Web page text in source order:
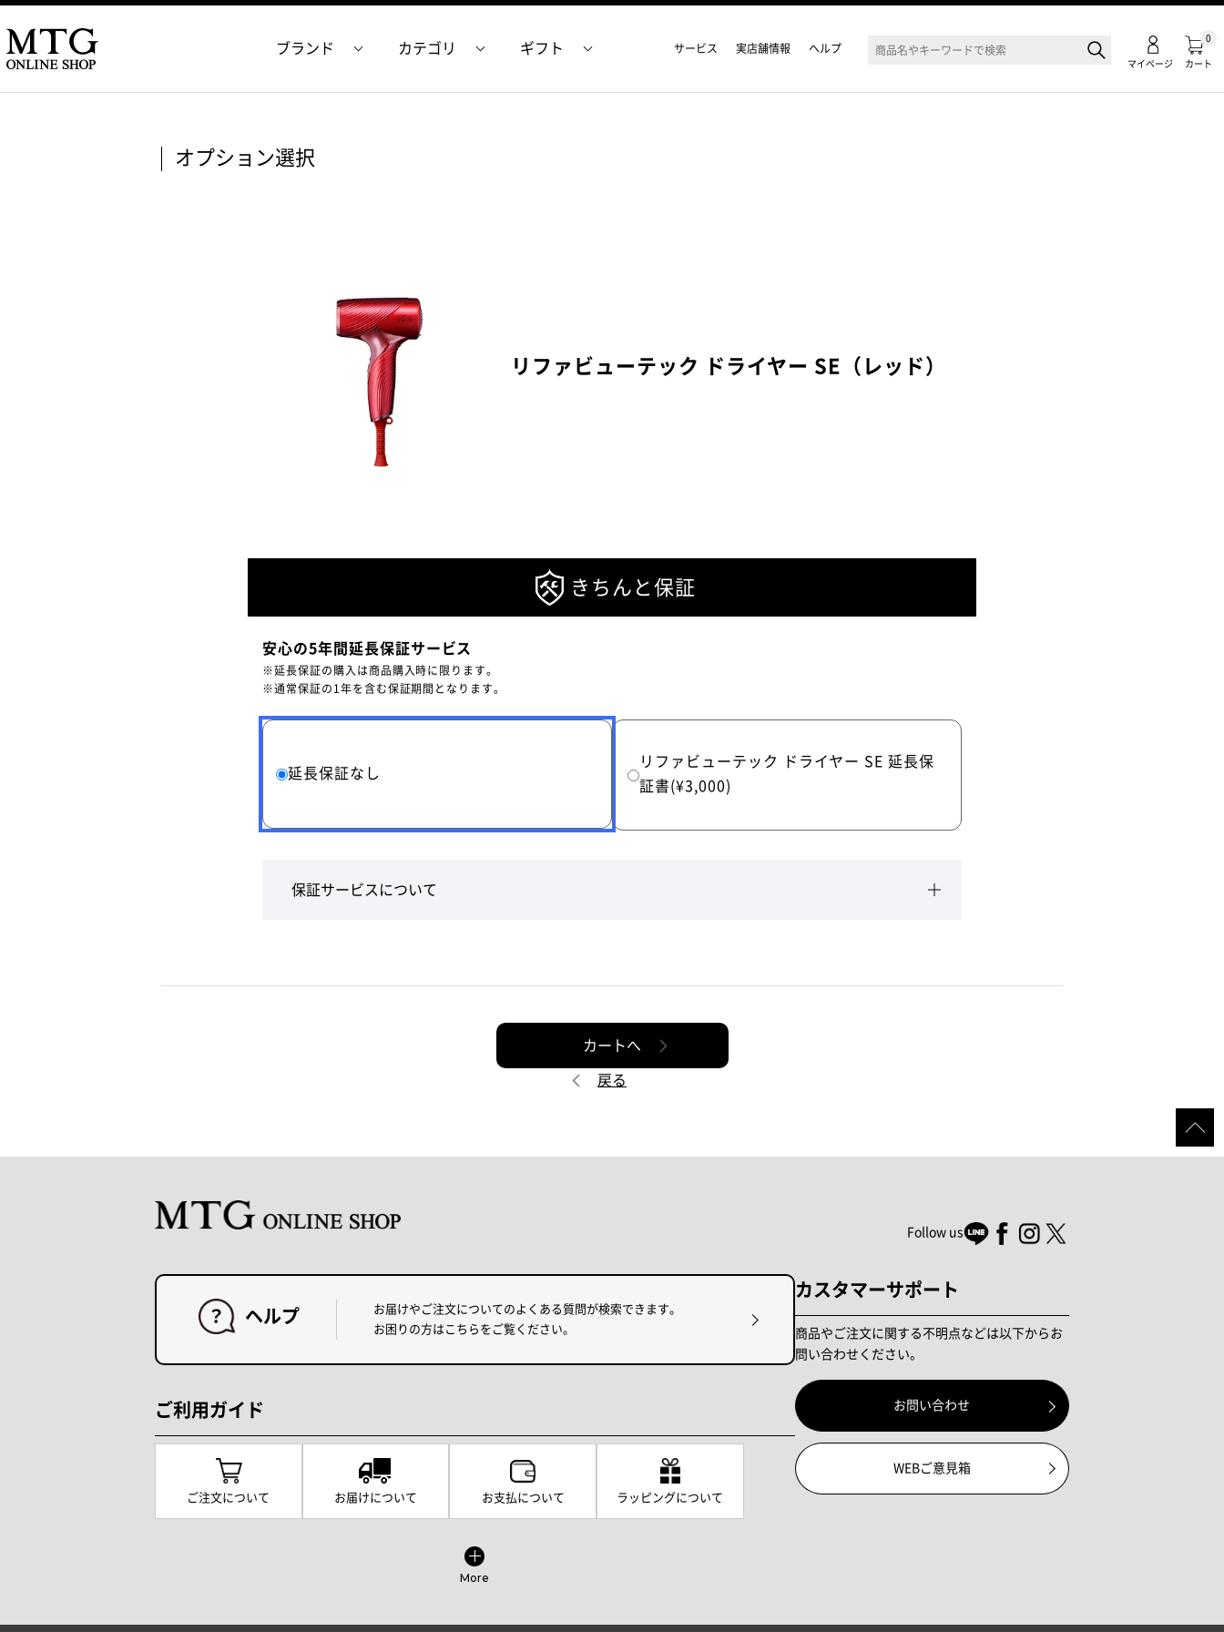
カート
0
マイページ
ブランド カテゴリ ギフト サービス 実店舗情報 ヘルプ
オプション選択
リファビューテック ドライヤー SE（レッド）
きちんと保証
安心の5年間延長保証サービス
※延長保証の購入は商品購入時に限ります。
※通常保証の1年を含む保証期間となります。
延長保証なし
リファビューテック ドライヤー SE 延長保
証書(¥3,000)
保証サービスについて
カートへ
戻る
Follow us
ヘルプ
お届けやご注文についてのよくある質問が検索できます。
お困りの方はこちらをご覧ください。
ご利用ガイド
ご注文について お届けについて お支払について ラッピングについて
More
カスタマーサポート
商品やご注文に関する不明点などは以下からお
問い合わせください。
お問い合わせ
WEBご意見箱